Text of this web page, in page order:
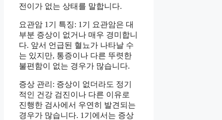
전이가 없는 상태를 말합니다.
요관암 1기 특징: 1기 요관암은 대
부분 증상이 없거나 매우 경미합니
다. 앞서 언급된 혈뇨가 나타날 수
는 있지만, 통증이나 다른 뚜렷한
불편함이 없는 경우가 많습니다.
증상 관리: 증상이 없더라도 정기
적인 건강 검진이나 다른 이유로
진행한 검사에서 우연히 발견되는
경우가 많습니다. 1기에서는 증상